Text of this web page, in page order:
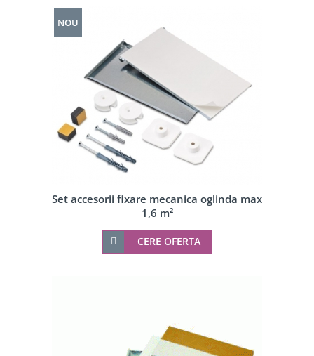
NOU
Set accesorii fixare mecanica oglinda max
1,6 m²
CERE OFERTA